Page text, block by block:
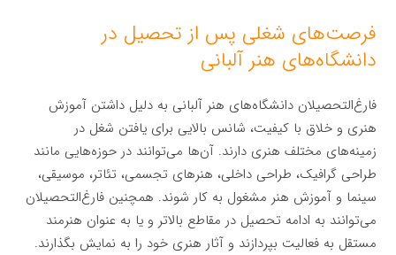
فرصت‌های شغلی پس از تحصیل در
دانشگاه‌های هنر آلبانی
فارغ‌التحصیلان دانشگاه‌های هنر آلبانی به دلیل داشتن آموزش
هنری و خلاق با کیفیت، شانس بالایی برای یافتن شغل در
زمینه‌های مختلف هنری دارند. آن‌ها می‌توانند در حوزه‌هایی مانند
طراحی گرافیک، طراحی داخلی، هنرهای تجسمی، تئاتر، موسیقی،
سینما و آموزش هنر مشغول به کار شوند. همچنین فارغ‌التحصیلان
می‌توانند به ادامه تحصیل در مقاطع بالاتر و یا به عنوان هنرمند
مستقل به فعالیت بپردازند و آثار هنری خود را به نمایش بگذارند.